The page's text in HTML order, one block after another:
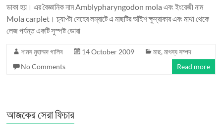
ডাকা হয়। এর বৈজ্ঞানিক নাম Amblypharyngodon mola এবং ইংরেজী নাম
Mola carplet। চ্যাপ্টা দেহের লম্বাটে এ মাছটির আঁইশ ক্ষুদ্রাকার এবং মাথা থেকে
লেজ পর্যন্ত একটি সুস্পষ্ট ডোরা
শামস মুহাম্মদ গালিব 14 October 2009 মাছ,মাৎস্য সম্পদ
No Comments
Read more
আজকের সেরা ফিচার